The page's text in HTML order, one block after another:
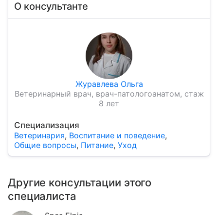
О консультанте
Журавлева Ольга
Ветеринарный врач, врач-патологоанатом, стаж
8 лет
Специализация
Ветеринария, Воспитание и поведение,
Общие вопросы, Питание, Уход
Другие консультации этого
специалиста